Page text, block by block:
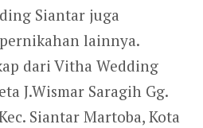
Siantar juga
lainnya.
dari Vitha Wedding
J.Wismar Saragih Gg.
Siantar Martoba, Kota